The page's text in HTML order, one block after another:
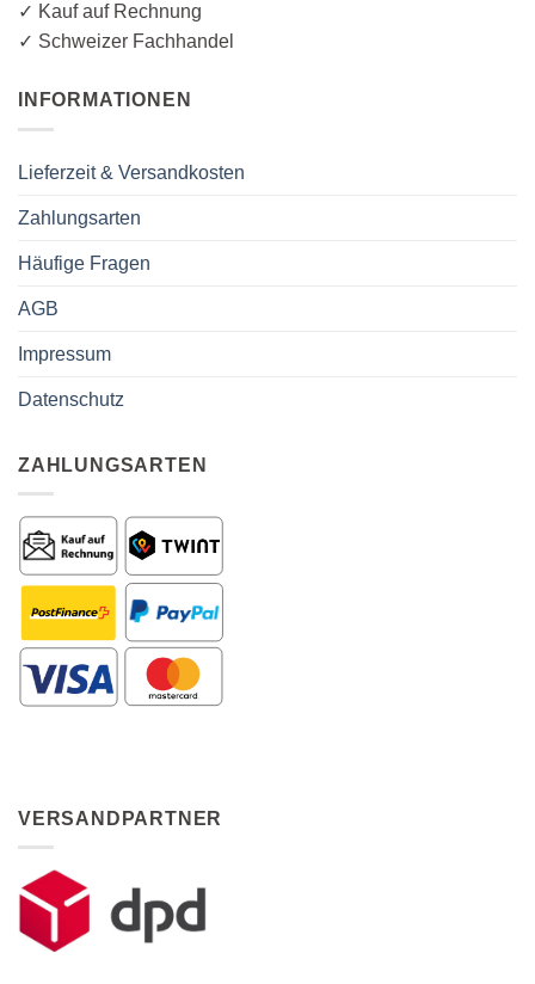
✓ Kauf auf Rechnung
✓ Schweizer Fachhandel
INFORMATIONEN
Lieferzeit & Versandkosten
Zahlungsarten
Häufige Fragen
AGB
Impressum
Datenschutz
ZAHLUNGSARTEN
VERSANDPARTNER